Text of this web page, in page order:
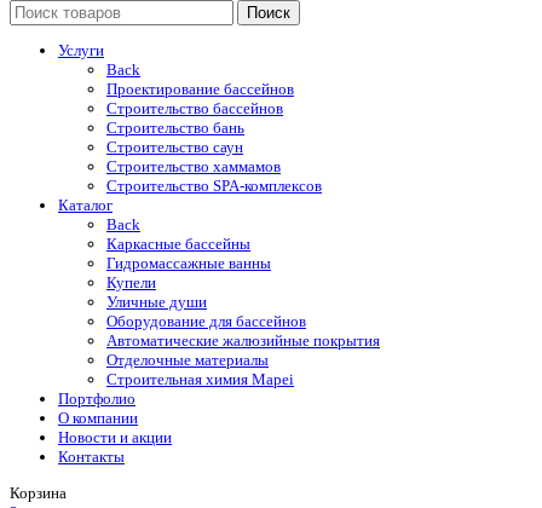
Поиск
Услуги
Back
Проектирование бассейнов
Строительство бассейнов
Строительство бань
Строительство саун
Строительство хаммамов
Строительство SPA-комплексов
Каталог
Back
Каркасные бассейны
Гидромассажные ванны
Купели
Уличные души
Оборудование для бассейнов
Автоматические жалюзийные покрытия
Отделочные материалы
Строительная химия Mapei
Портфолио
O компании
Новости и акции
Контакты
Корзина